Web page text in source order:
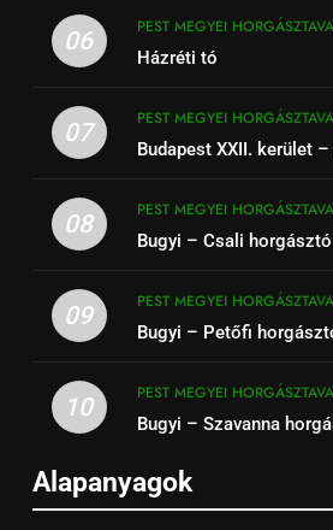
06
PEST MEGYEI
Házréti tó
07
PEST MEGYEI
Budapest XXII. kerület
08
PEST MEGYEI
Bugyi – Csali horgásztó
09
PEST MEGYEI
Bugyi – Petőfi
10
PEST MEGYEI
Bugyi – Szavanna
Alapanyagok